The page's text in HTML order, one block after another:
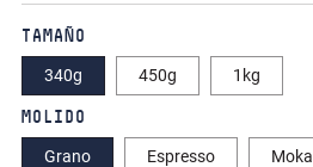
TAMAÑO
340g 450g 1kg
MOLIDO
Grano Espresso Moka